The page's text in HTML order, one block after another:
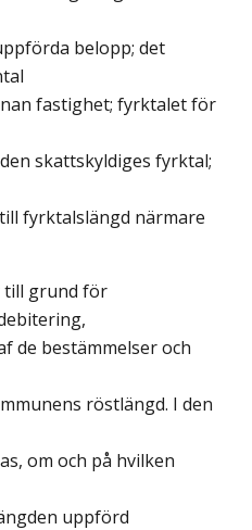
belopp; det
fastighet; fyrktalet för
skattskyldiges fyrktal;
fyrktalslängd närmare
till grund för
de bestämmelser och
röstlängd. I den
om och på hvilken
uppförd